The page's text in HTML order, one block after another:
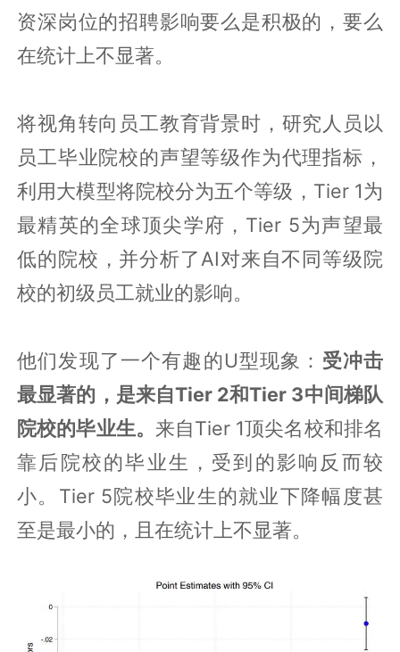
资深岗位的招聘影响要么是积极的，要么
在统计上不显著。
将视角转向员工教育背景时，研究人员以
员工毕业院校的声望等级作为代理指标，
利用大模型将院校分为五个等级，Tier 1为
最精英的全球顶尖学府，Tier 5为声望最
低的院校，并分析了AI对来自不同等级院
校的初级员工就业的影响。
他们发现了一个有趣的U型现象： 受冲击
最显著的，是来自Tier 2和Tier 3中间梯队
院校的毕业生。 来自Tier 1顶尖名校和排名
靠后院校的毕业生，受到的影响反而较
小。Tier 5院校毕业生的就业下降幅度甚
至是最小的，且在统计上不显著。